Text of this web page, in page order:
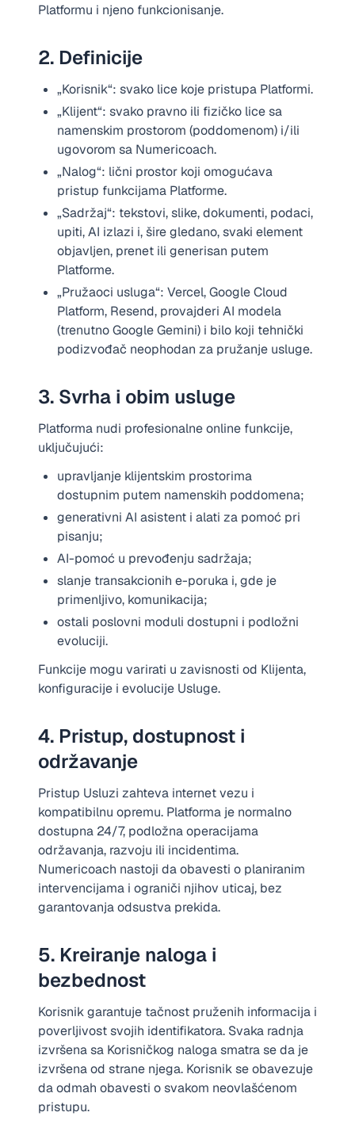
Platformu i njeno funkcionisanje.
2. Definicije
„Korisnik“: svako lice koje pristupa Platformi.
„Klijent“: svako pravno ili fizičko lice sa
namenskim prostorom (poddomenom) i/ili
ugovorom sa Numericoach.
„Nalog“: lični prostor koji omogućava
pristup funkcijama Platforme.
„Sadržaj“: tekstovi, slike, dokumenti, podaci,
upiti, AI izlazi i, šire gledano, svaki element
objavljen, prenet ili generisan putem
Platforme.
„Pružaoci usluga“: Vercel, Google Cloud
Platform, Resend, provajderi AI modela
(trenutno Google Gemini) i bilo koji tehnički
podizvođač neophodan za pružanje usluge.
3. Svrha i obim usluge
Platforma nudi profesionalne online funkcije,
uključujući:
upravljanje klijentskim prostorima
dostupnim putem namenskih poddomena;
generativni AI asistent i alati za pomoć pri
pisanju;
AI-pomoć u prevođenju sadržaja;
slanje transakcionih e-poruka i, gde je
primenljivo, komunikacija;
ostali poslovni moduli dostupni i podložni
evoluciji.
Funkcije mogu varirati u zavisnosti od Klijenta,
konfiguracije i evolucije Usluge.
4. Pristup, dostupnost i
održavanje
Pristup Usluzi zahteva internet vezu i
kompatibilnu opremu. Platforma je normalno
dostupna 24/7, podložna operacijama
održavanja, razvoju ili incidentima.
Numericoach nastoji da obavesti o planiranim
intervencijama i ograniči njihov uticaj, bez
garantovanja odsustva prekida.
5. Kreiranje naloga i
bezbednost
Korisnik garantuje tačnost pruženih informacija i
poverljivost svojih identifikatora. Svaka radnja
izvršena sa Korisničkog naloga smatra se da je
izvršena od strane njega. Korisnik se obavezuje
da odmah obavesti o svakom neovlašćenom
pristupu.